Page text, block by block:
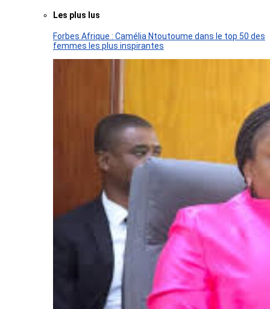
Les plus lus
Forbes Afrique : Camélia Ntoutoume dans le top 50 des
femmes les plus inspirantes